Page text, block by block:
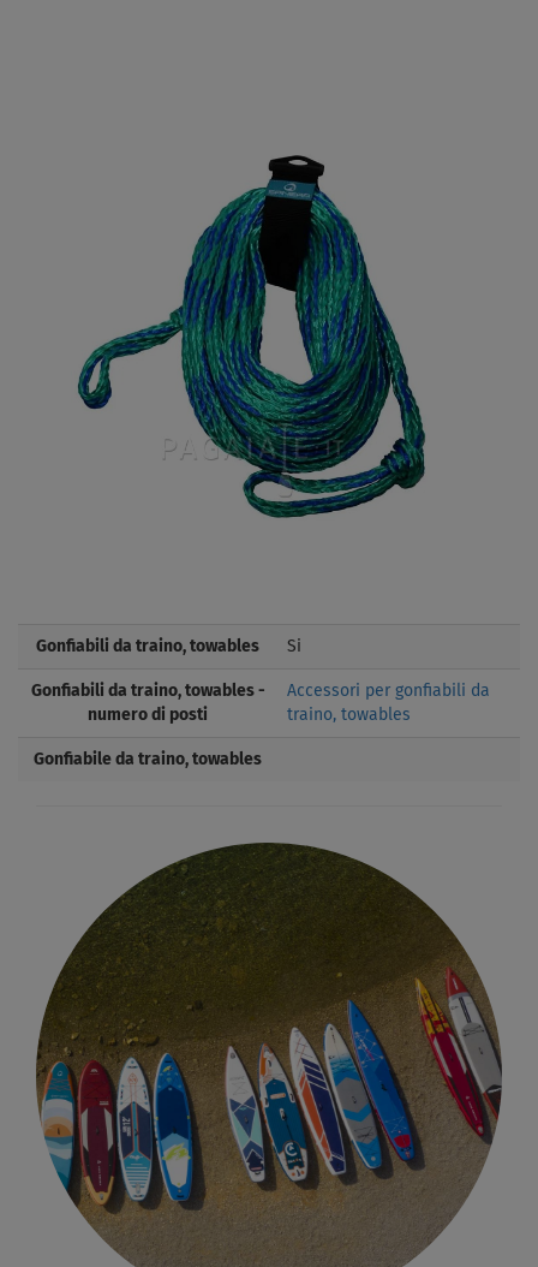
Gonfiabili da traino, towables Si
Gonfiabili da traino, towables -
numero di posti
Accessori per gonfiabili da
traino, towables
Gonfiabile da traino, towables